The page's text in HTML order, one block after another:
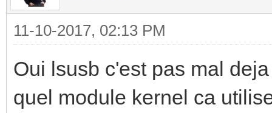
11-10-2017, 02:13 PM
Oui lsusb c'est pas mal
quel module kernel ca